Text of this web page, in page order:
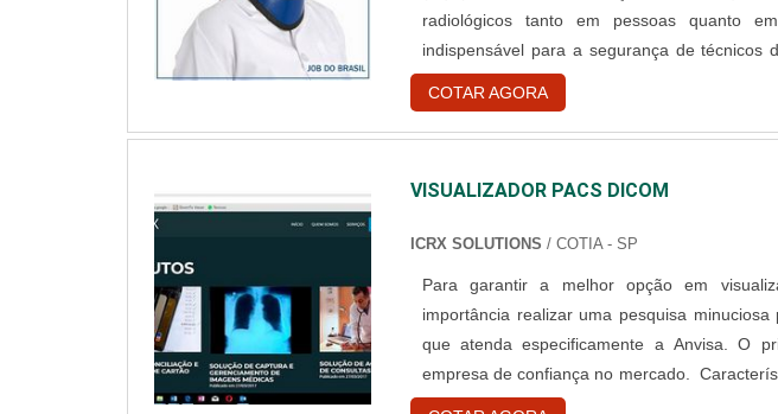
radiológicos tanto em pessoas quanto
indispensável para a segurança de técnicos
protegidos contra as radiações emitidas
acabamento Geralmente esse tipo de
plumbífera flexível que ....
COTAR AGORA
VISUALIZADOR PACS DICOM
ICRX SOLUTIONS / COTIA - SP
Para garantir a melhor opção em
importância realizar uma pesquisa
que atenda especificamente a Anvisa. O
empresa de confiança no mercado.
Além de verificar se o visualizador PACS